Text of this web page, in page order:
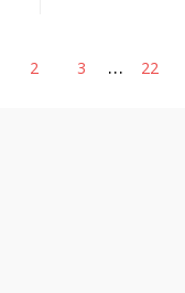
2 3 … 22